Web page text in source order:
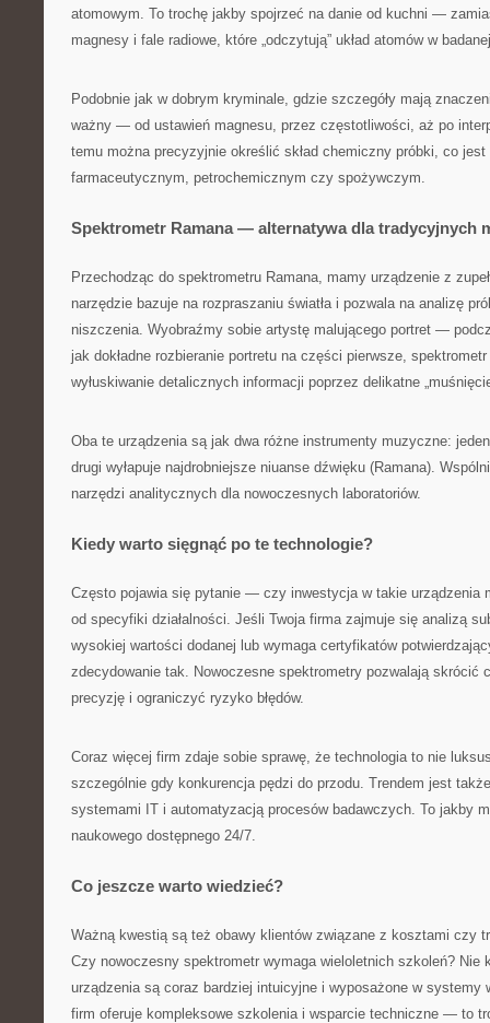
atomowym. To trochę jakby spojrzeć na danie od kuchni —
magnesy i fale radiowe, które „odczytują” układ atomów w
Podobnie jak w dobrym kryminale, gdzie szczegóły mają
ważny — od ustawień magnesu, przez częstotliwości, aż po
temu można precyzyjnie określić skład chemiczny próbki, co jest
farmaceutycznym, petrochemicznym czy spożywczym.
Spektrometr Ramana — alternatywa dla tradycyjnych
Przechodząc do spektrometru Ramana, mamy urządzenie z
narzędzie bazuje na rozpraszaniu światła i pozwala na analizę
niszczenia. Wyobraźmy sobie artystę malującego portret —
jak dokładne rozbieranie portretu na części pierwsze,
wyłuskiwanie detalicznych informacji poprzez delikatne
Oba te urządzenia są jak dwa różne instrumenty muzyczne:
drugi wyłapuje najdrobniejsze niuanse dźwięku (Ramana).
narzędzi analitycznych dla nowoczesnych laboratoriów.
Kiedy warto sięgnąć po te technologie?
Często pojawia się pytanie — czy inwestycja w takie urządzenia
od specyfiki działalności. Jeśli Twoja firma zajmuje się analizą
wysokiej wartości dodanej lub wymaga certyfikatów
zdecydowanie tak. Nowoczesne spektrometry pozwalają skrócić
precyzję i ograniczyć ryzyko błędów.
Coraz więcej firm zdaje sobie sprawę, że technologia to nie
szczególnie gdy konkurencja pędzi do przodu. Trendem jest
systemami IT i automatyzacją procesów badawczych. To jakby
naukowego dostępnego 24/7.
Co jeszcze warto wiedzieć?
Ważną kwestią są też obawy klientów związane z kosztami czy
Czy nowoczesny spektrometr wymaga wieloletnich szkoleń? Nie
urządzenia są coraz bardziej intuicyjne i wyposażone w systemy
firm oferuje kompleksowe szkolenia i wsparcie techniczne — to